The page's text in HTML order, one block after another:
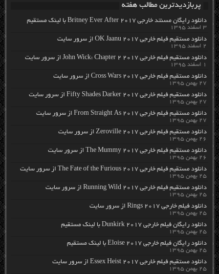
پربازدیدترین مطالب هفته
دانلود رایگان مسنتد خارجی Britney Ever After 2017 با لینک مستقیم
۳ اسفند ۱۳۹۵
دانلود مستقیم فیلم خارجی OK Jaanu 2017 از سرور سایت
۲ اسفند ۱۳۹۵
دانلود مستقیم فیلم خارجی John Wick: Chapter 2 2017 از سرور سایت
۱ اسفند ۱۳۹۵
دانلود مستقیم فیلم خارجی Cross Wars 2017 از سرور سایت
۲۷ بهمن ۱۳۹۵
دانلود مستقیم فیلم خارجی Fifty Shades Darker 2017 از سرور سایت
۲۷ بهمن ۱۳۹۵
دانلود مستقیم فیلم خارجی From Straight As 2017 از سرور سایت
۲۷ بهمن ۱۳۹۵
دانلود مستقیم فیلم خارجی Zeroville 2017 از سرور سایت
۲۶ بهمن ۱۳۹۵
دانلود مستقیم فیلم خارجی The Mummy 2017 از سرور سایت
۲۶ بهمن ۱۳۹۵
دانلود مستقیم فیلم خارجی The Fate of the Furious 2017 از سرور سایت
۲۵ بهمن ۱۳۹۵
دانلود مستقیم فیلم خارجی Running Wild 2017 از سرور سایت
۲۵ بهمن ۱۳۹۵
دانلود فیلم خارجی Rings 2017 از سرور سایت
۲۵ بهمن ۱۳۹۵
دانلود رایگان فیلم خارجی Dunkirk 2017 با لینک مستقیم
۲۵ بهمن ۱۳۹۵
دانلود رایگان فیلم خارجی Eloise 2017 با لینک مستقیم
۲۵ بهمن ۱۳۹۵
دانلود مستقیم فیلم خارجی Essex Heist 2017 از سرور سایت
۲۵ بهمن ۱۳۹۵